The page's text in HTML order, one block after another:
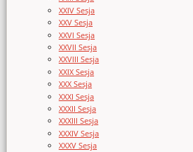
XXIV Sesja
XXV Sesja
XXVI Sesja
XXVII Sesja
XXVIII Sesja
XXIX Sesja
XXX Sesja
XXXI Sesja
XXXII Sesja
XXXIII Sesja
XXXIV Sesja
XXXV Sesja